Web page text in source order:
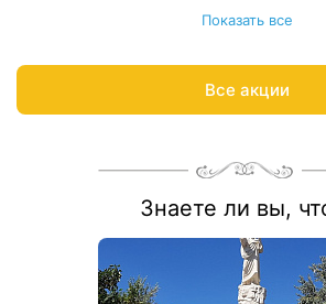
Рассчитаем цену со скидкой и
Показать все
Все акции
Знаете ли вы,